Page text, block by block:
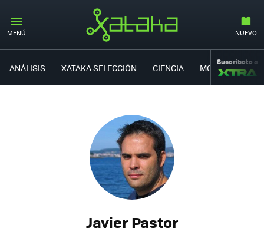
MENÚ NUEVO
ANÁLISIS XATAKA SELECCIÓN CIENCIA MOVILIDAD
Suscríbete a
Javier Pastor